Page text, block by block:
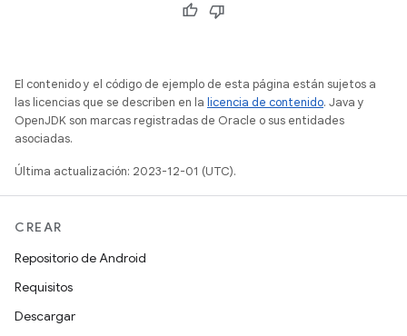
El contenido y el código de ejemplo de esta página están sujetos a
las licencias que se describen en la licencia de contenido. Java y
OpenJDK son marcas registradas de Oracle o sus entidades
asociadas.
Última actualización: 2023-12-01 (UTC).
CREAR
Repositorio de Android
Requisitos
Descargar